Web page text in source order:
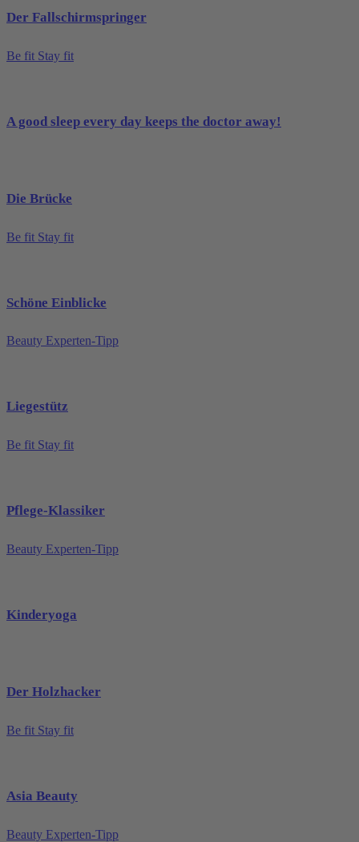
Der Fallschirmspringer
Be fit Stay fit
A good sleep every day keeps the doctor away!
Die Brücke
Be fit Stay fit
Schöne Einblicke
Beauty Experten-Tipp
Liegestütz
Be fit Stay fit
Pflege-Klassiker
Beauty Experten-Tipp
Kinderyoga
Der Holzhacker
Be fit Stay fit
Asia Beauty
Beauty Experten-Tipp